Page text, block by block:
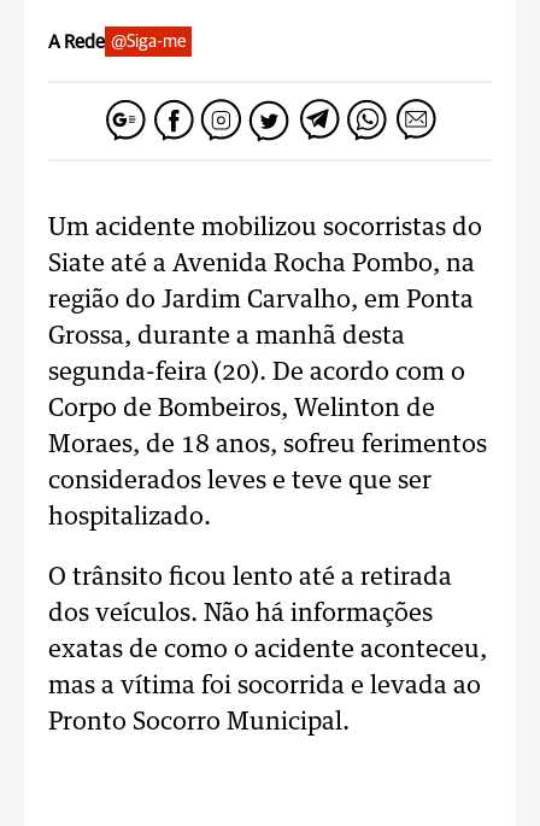
A Rede @Siga-me
Um acidente mobilizou socorristas do
Siate até a Avenida Rocha Pombo, na
região do Jardim Carvalho, em Ponta
Grossa, durante a manhã desta
segunda-feira (20). De acordo com o
Corpo de Bombeiros, Welinton de
Moraes, de 18 anos, sofreu ferimentos
considerados leves e teve que ser
hospitalizado.
O trânsito ficou lento até a retirada
dos veículos. Não há informações
exatas de como o acidente aconteceu,
mas a vítima foi socorrida e levada ao
Pronto Socorro Municipal.